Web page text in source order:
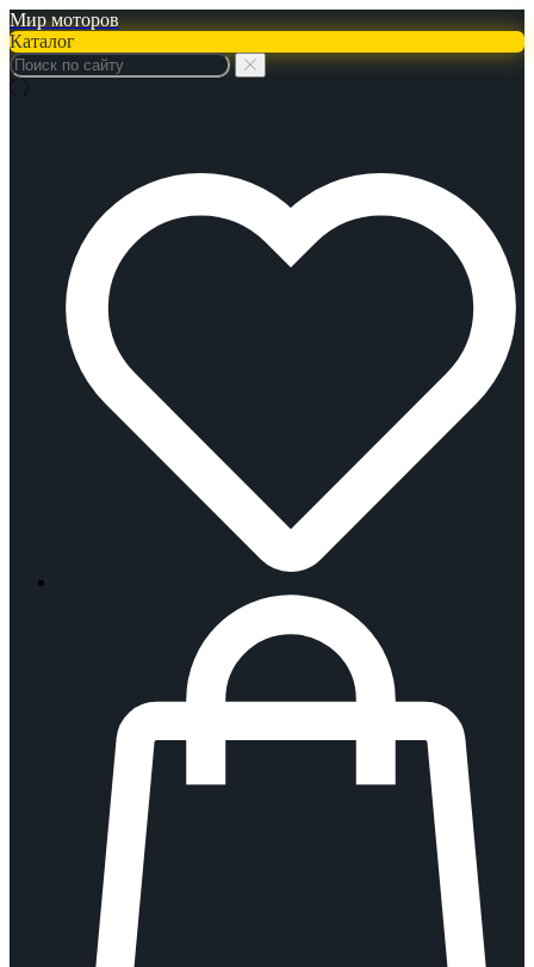
Мир моторов
Каталог